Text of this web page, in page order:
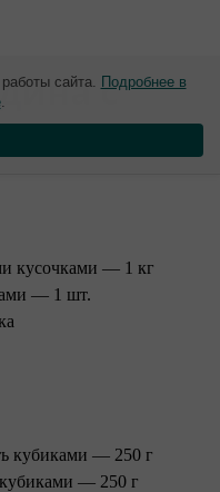
с
кусочками — 1 кг
— 1 шт.
кубиками — 250 г
кубиками — 250 г
сайта. Подробнее в
.